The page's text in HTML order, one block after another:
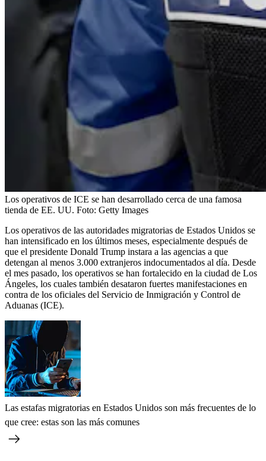
Los operativos de ICE se han desarrollado cerca de una famosa
tienda de EE. UU. Foto: Getty Images
Los operativos de las autoridades migratorias de Estados Unidos se
han intensificado en los últimos meses, especialmente después de
que el presidente Donald Trump instara a las agencias a que
detengan al menos 3.000 extranjeros indocumentados al día. Desde
el mes pasado, los operativos se han fortalecido en la ciudad de Los
Ángeles, los cuales también desataron fuertes manifestaciones en
contra de los oficiales del Servicio de Inmigración y Control de
Aduanas (ICE).
Las estafas migratorias en Estados Unidos son más frecuentes de lo
que cree: estas son las más comunes